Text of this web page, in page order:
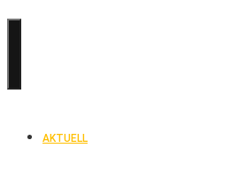
AKTUELL